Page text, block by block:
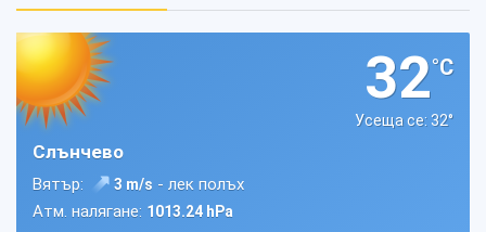
32°C
Усеща се: 32°
Слънчево
Вятър: 3 m/s - лек полъх
Атм. налягане: 1013.24 hPa